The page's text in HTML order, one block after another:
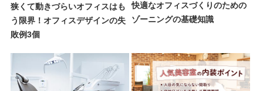
狭くて動きづらいオフィスはも
う限界！オフィスデザインの失
敗例3個
快適なオフィスづくりのための
ゾーニングの基礎知識